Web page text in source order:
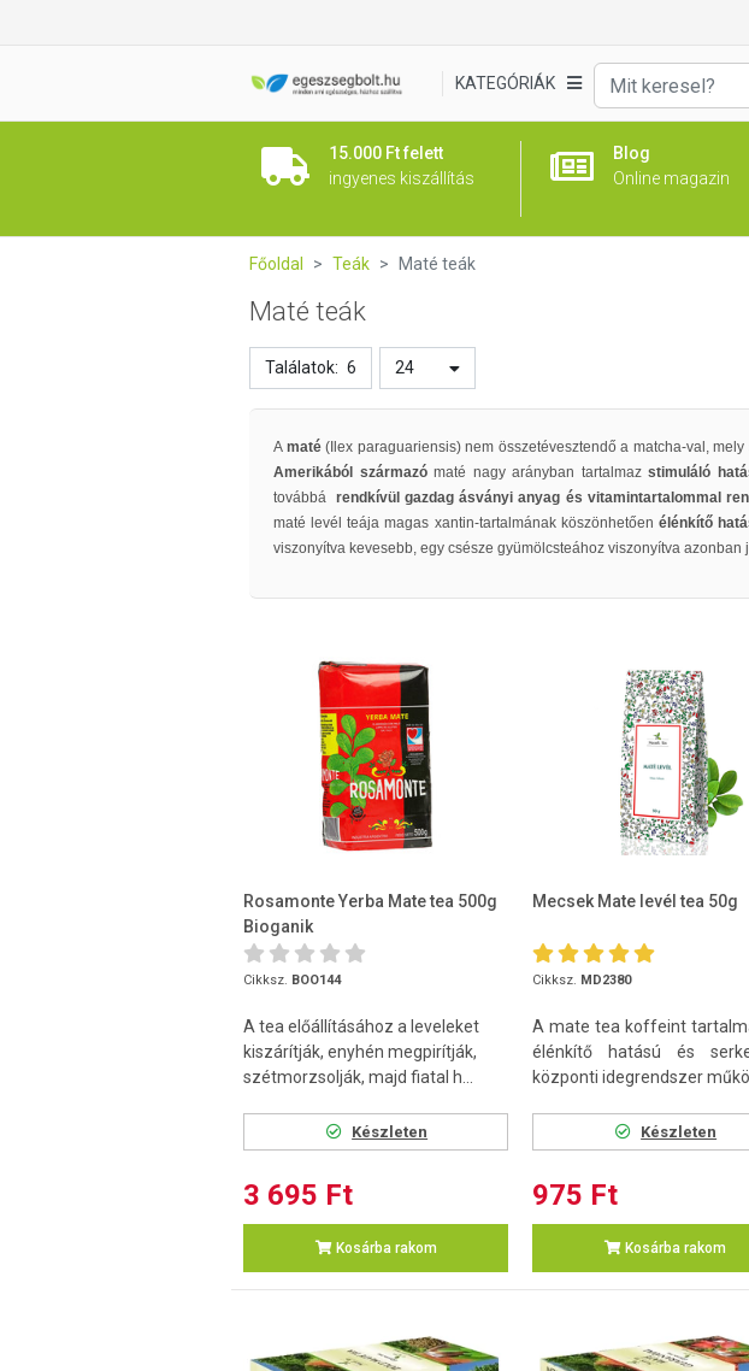
KATEGÓRIÁK
15.000 Ft felett
ingyenes kiszállítás
Blog
Online magazin
Főoldal Teák Maté teák
Maté teák
Találatok: 6 24
A maté(Ilex paraguariensis) nem összetévesztendő a matcha-val ,
Amerikából származómaté nagy arányban tartalmazstimuláló
továbbárendkívül gazdag ásványi anyag és vitamintartalommal
maté levél teája magas xantin-tartalmának köszönhetően élénkítő
viszonyítva kevesebb, egy csésze gyümölcsteához viszonyítva
Rosamonte Yerba Mate tea 500g
Bioganik
Cikksz. BOO144
A tea előállításához a leveleket
kiszárítják, enyhén megpirítják,
szétmorzsolják, majd fiatal h...
Készleten
3 695 Ft
Kosárba rakom
Mecsek Mate levél tea 50g
Cikksz. MD2380
A mate tea koffeint
élénkítő hatású és
központi idegrendszer
Készleten
975 Ft
Kosárba rakom